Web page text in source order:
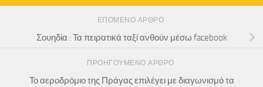
ΕΠΌΜΕΝΟ ΆΡΘΡΟ
Σουηδία : Τα πειρατικά ταξί ανθούν μέσω facebook
ΠΡΟΗΓΟΎΜΕΝΟ ΆΡΘΡΟ
Το αεροδρόμιο της Πράγας επιλέγει με διαγωνισμό τα